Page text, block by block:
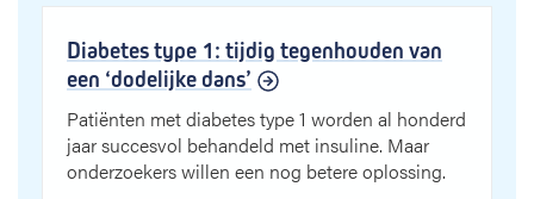
Diabetes type 1: tijdig tegenhouden van
een ‘dodelijke dans’
Patiënten met diabetes type 1 worden al honderd
jaar succesvol behandeld met insuline. Maar
onderzoekers willen een nog betere oplossing.